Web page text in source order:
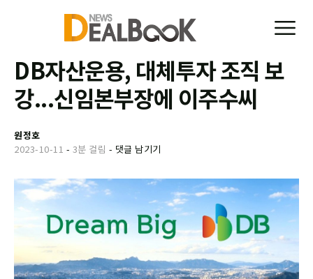
DB자산운용, 대체투자 조직 보
강...신임본부장에 이주수씨
원정호
2023-10-11 - 3분 걸림 - 댓글 남기기